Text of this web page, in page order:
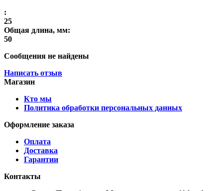
:
25
Общая длина, мм:
50
Сообщения не найдены
Написать отзыв
Магазин
Кто мы
Политика обработки персональных данных
Оформление заказа
Оплата
Доставка
Гарантии
Контакты